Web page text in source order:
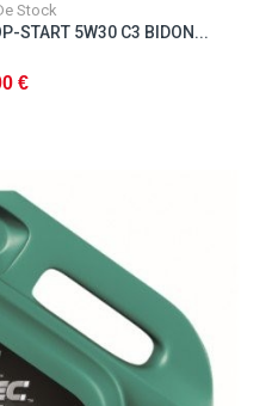
Stock
START 5W30 C3 BIDON...
€